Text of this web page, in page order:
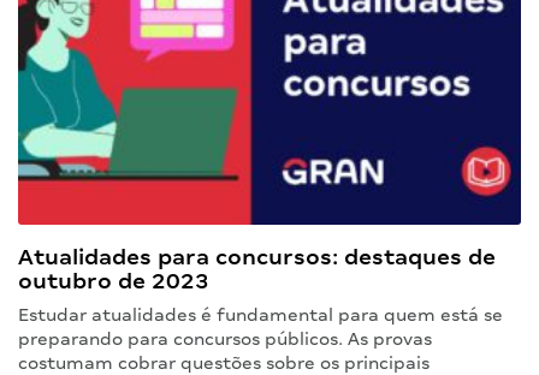
Atualidades para concursos: destaques de
outubro de 2023
Estudar atualidades é fundamental para quem está se
preparando para concursos públicos. As provas
costumam cobrar questões sobre os principais